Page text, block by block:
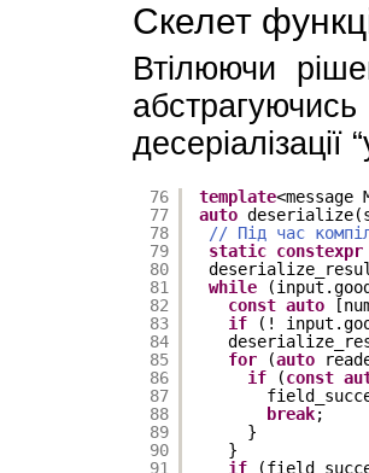
Скелет
Втілюючи
76
77
78
79
80
81
82
83
84
85
86
87
88
89
90
91
template<message
auto
// Під час
static constexpr
while
const auto
if
(!
for
(auto
if
(const
break;
}
}
if